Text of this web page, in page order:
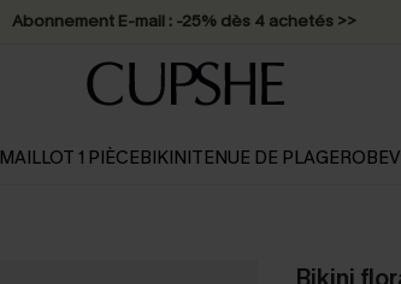
Abonnement E-mail : -25% dès 4 achetés >>
MAILLOT 1 PIÈCEBIKINITENUE DE PLAGEROBE